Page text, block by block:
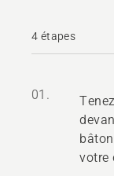
4 étapes
01.
votre